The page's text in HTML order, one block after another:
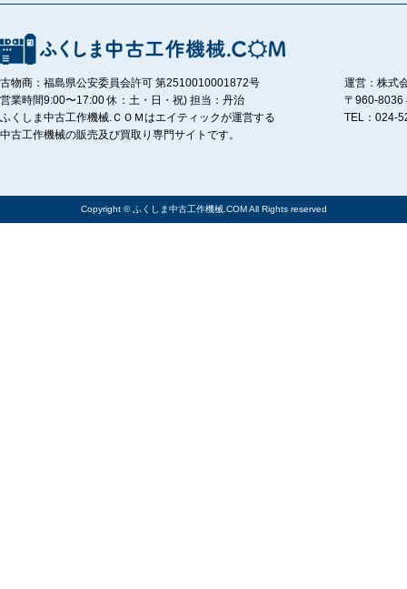
古物商：福島県公安委員会許可 第2510010001872号
営業時間9:00〜17:00 休：土・日・祝) 担当：丹治
ふくしま中古工作機械.ＣＯＭはエイティックが運営する
中古工作機械の販売及び買取り専門サイトです。
運営：株式
〒960-8036
TEL：024-
Copyright © ふくしま中古工作機械.COM All Rights reserved